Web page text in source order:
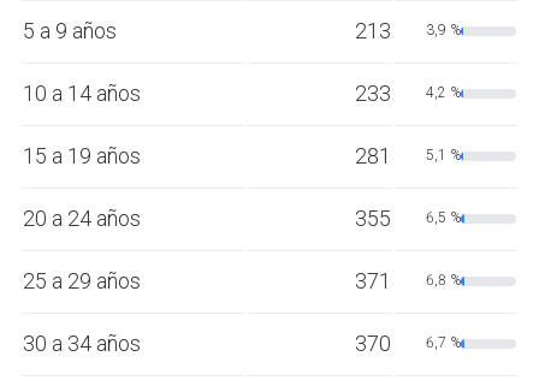
5 a 9 años 213 3,9 %
10 a 14 años 233 4,2 %
15 a 19 años 281 5,1 %
20 a 24 años 355 6,5 %
25 a 29 años 371 6,8 %
30 a 34 años 370 6,7 %